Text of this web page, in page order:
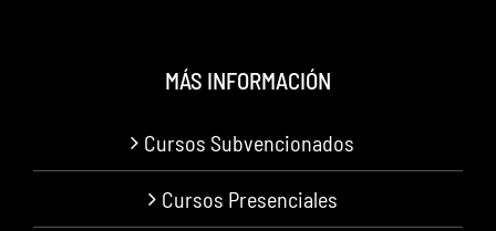
MÁS INFORMACIÓN
Cursos Subvencionados
Cursos Presenciales